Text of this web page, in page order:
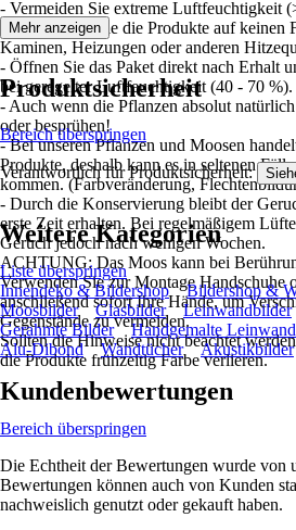
- Vermeiden Sie extreme Luftfeuchtigkeit
Luft. Hängen Sie die Produkte auf keinen
Kaminen, Heizungen oder anderen
- Öffnen Sie das Paket direkt nach Erhalt
bei geregelter Luftfeuchtigkeit (40 - 70 %).
- Auch wenn die Pflanzen absolut
oder besprühen!
- Bei unseren Pflanzen und Moosen
Produkte, deshalb kann es in seltenen
kommen. (Farbveränderung,
- Durch die Konservierung bleibt der
erste Zeit erhalten. Bei regelmäßigem
Geruch jedoch nach wenigen Wochen.
ACHTUNG: Das Moos kann bei
Verwenden Sie zur Montage Handschuhe
anschließend sofort Ihre Hände, um
Gegenstände zu vermeiden.
Sollten die Hinweise nicht beachtet
die Produkte frühzeitig Farbe verlieren.
Mehr anzeigen
Produktsicherheit
Bereich überspringen
Verantwortlich für Produktsicherheit:
Weitere Kategorien
Liste überspringen
Innendeko & Bildershop
Bildershop &
Moosbilder
Glasbilder Leinwandbilder
Gerahmte Bilder
Handgemalte
Alu-Dibond
Wandtücher Akustikbilder
Kundenbewertungen
Bereich überspringen
Die Echtheit der Bewertungen wurde von
Bewertungen können auch von Kunden
nachweislich genutzt oder gekauft haben.